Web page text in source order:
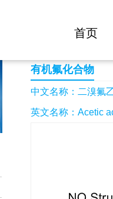
首页
有机氟化合物
中文名称：二溴氟
英文名称：Acetic